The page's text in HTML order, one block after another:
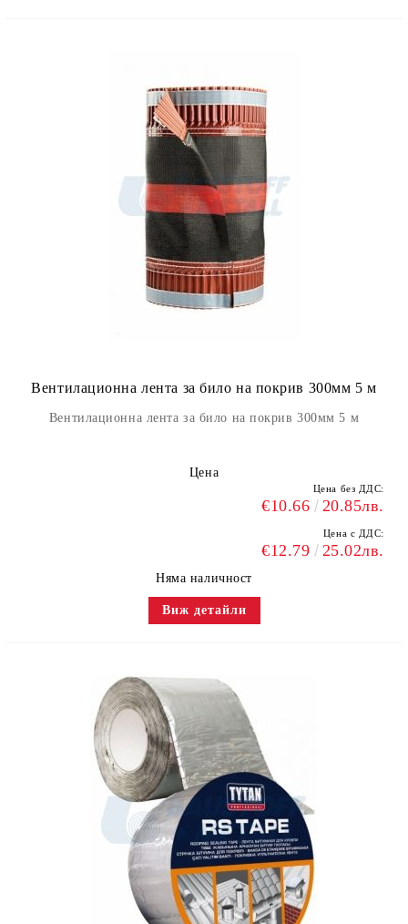
Вентилационна лента за било на покрив 300мм 5 м
Вентилационна лента за било на покрив 300мм 5 м
Цена
Цена без ДДС:
€10.66 20.85лв.
Цена с ДДС:
€12.79 25.02лв.
Няма наличност
Виж детайли